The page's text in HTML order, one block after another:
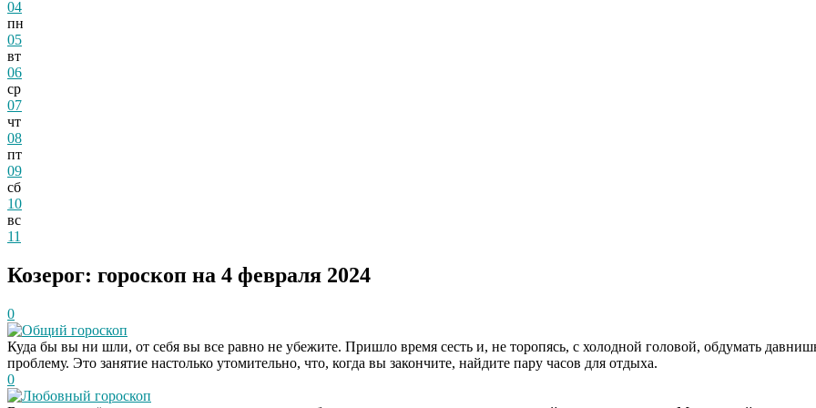
04
пн
05
вт
06
ср
07
чт
08
пт
09
сб
10
вс
11
Козерог: гороскоп на 4 февраля 2024
0
Общий гороскоп
Куда бы вы ни шли, от себя вы все равно не убежите. Пришло время сесть и, не торопясь, с холодной головой, обдумать
проблему. Это занятие настолько утомительно, что, когда вы закончите, найдите пару часов для отдыха.
0
Любовный гороскоп